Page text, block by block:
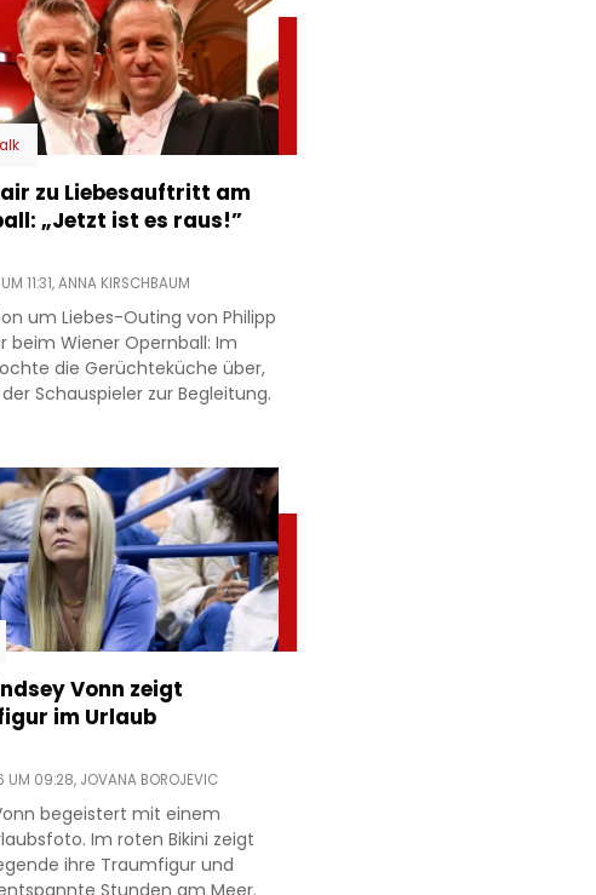
zu Liebesauftritt am
„Jetzt ist es raus!”
11:31,ANNA KIRSCHBAUM
um Liebes-Outing von Philipp
beim Wiener Opernball: Im
die Gerüchteküche über,
Schauspieler zur Begleitung.
Vonn zeigt
im Urlaub
UM 09:28, JOVANA BOROJEVIC
begeistert mit einem
Im roten Bikini zeigt
ihre Traumfigur und
Stunden am Meer.